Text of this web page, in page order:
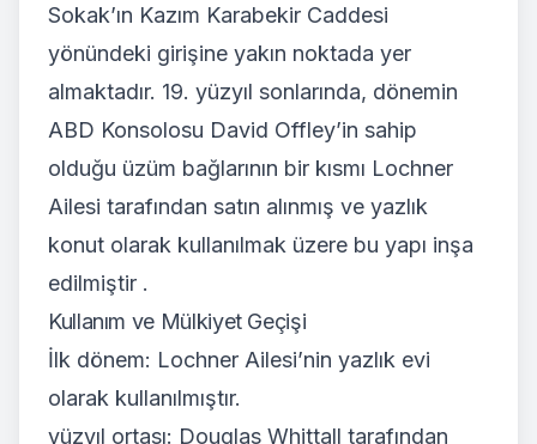
Sokak’ın Kazım Karabekir Caddesi
yönündeki girişine yakın noktada yer
almaktadır. 19. yüzyıl sonlarında, dönemin
ABD Konsolosu David Offley’in sahip
olduğu üzüm bağlarının bir kısmı Lochner
Ailesi tarafından satın alınmış ve yazlık
konut olarak kullanılmak üzere bu yapı inşa
edilmiştir .
Kullanım ve Mülkiyet Geçişi
İlk dönem: Lochner Ailesi’nin yazlık evi
olarak kullanılmıştır.
yüzyıl ortası: Douglas Whittall tarafından